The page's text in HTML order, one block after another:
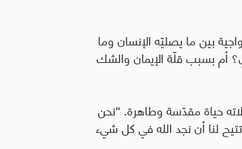
بين ما يصليّه الإنسان وما
أم بسبب قلّة الإيمان والشك
حياة مقدّسة وطاهرة. “نحن
لنا أن نجد الله في كل شيء